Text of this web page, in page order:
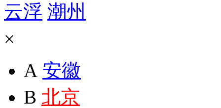
云浮 潮州
×
A 安徽
B 北京